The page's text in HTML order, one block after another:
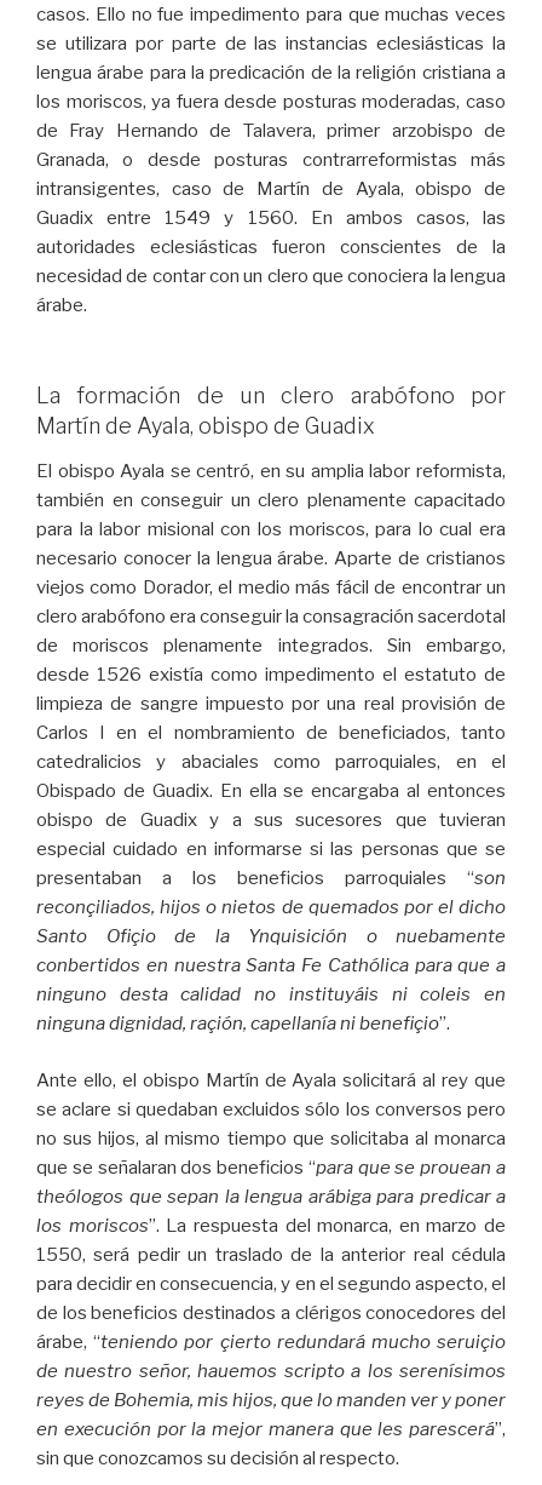
casos. Ello no fue impedimento para que muchas veces
se utilizara por parte de las instancias eclesiásticas la
lengua árabe para la predicación de la religión cristiana a
los moriscos, ya fuera desde posturas moderadas, caso
de Fray Hernando de Talavera, primer arzobispo de
Granada, o desde posturas contrarreformistas más
intransigentes, caso de Martín de Ayala, obispo de
Guadix entre 1549 y 1560. En ambos casos, las
autoridades eclesiásticas fueron conscientes de la
necesidad de contar con un clero que conociera la lengua
árabe.
La formación de un clero arabófono por
Martín de Ayala, obispo de Guadix
El obispo Ayala se centró, en su amplia labor reformista,
también en conseguir un clero plenamente capacitado
para la labor misional con los moriscos, para lo cual era
necesario conocer la lengua árabe. Aparte de cristianos
viejos como Dorador, el medio más fácil de encontrar un
clero arabófono era conseguir la consagración sacerdotal
de moriscos plenamente integrados. Sin embargo,
desde 1526 existía como impedimento el estatuto de
limpieza de sangre impuesto por una real provisión de
Carlos I en el nombramiento de beneficiados, tanto
catedralicios y abaciales como parroquiales, en el
Obispado de Guadix. En ella se encargaba al entonces
obispo de Guadix y a sus sucesores que tuvieran
especial cuidado en informarse si las personas que se
presentaban a los beneficios parroquiales “son
reconçiliados, hijos o nietos de quemados por el dicho
Santo Ofiçio de la Ynquisición o nuebamente
conbertidos en nuestra Santa Fe Cathólica para que a
ninguno desta calidad no instituyáis ni coleis en
ninguna dignidad, raçión, capellanía ni benefiçio”.
Ante ello, el obispo Martín de Ayala solicitará al rey que
se aclare si quedaban excluidos sólo los conversos pero
no sus hijos, al mismo tiempo que solicitaba al monarca
que se señalaran dos beneficios “para que se prouean a
theólogos que sepan la lengua arábiga para predicar a
los moriscos”. La respuesta del monarca, en marzo de
1550, será pedir un traslado de la anterior real cédula
para decidir en consecuencia, y en el segundo aspecto, el
de los beneficios destinados a clérigos conocedores del
árabe, “teniendo por çierto redundará mucho seruiçio
de nuestro señor, hauemos scripto a los serenísimos
reyes de Bohemia, mis hijos, que lo manden ver y poner
en execución por la mejor manera que les parescerá”,
sin que conozcamos su decisión al respecto.